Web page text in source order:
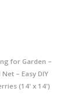
for Garden –
– Easy DIY
(14' x 14')